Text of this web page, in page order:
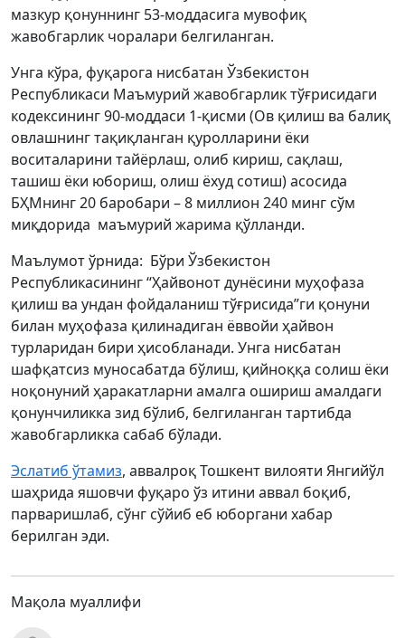
мазкур қонуннинг 53-моддасига мувофиқ
жавобгарлик чоралари белгиланган.
Унга кўра, фуқарога нисбатан Ўзбекистон
Республикаси Маъмурий жавобгарлик тўғрисидаги
кодексининг 90-моддаси 1-қисми (Ов қилиш ва балиқ
овлашнинг тақиқланган қуролларини ёки
воситаларини тайёрлаш, олиб кириш, сақлаш,
ташиш ёки юбориш, олиш ёхуд сотиш) асосида
БҲМнинг 20 баробари – 8 миллион 240 минг сўм
миқдорида маъмурий жарима қўлланди.
Маълумот ўрнида: Бўри Ўзбекистон
Республикасининг “Ҳайвонот дунёсини муҳофаза
қилиш ва ундан фойдаланиш тўғрисида”ги қонуни
билан муҳофаза қилинадиган ёввойи ҳайвон
турларидан бири ҳисобланади. Унга нисбатан
шафқатсиз муносабатда бўлиш, қийноққа солиш ёки
ноқонуний ҳаракатларни амалга ошириш амалдаги
қонунчиликка зид бўлиб, белгиланган тартибда
жавобгарликка сабаб бўлади.
Эслатиб ўтамиз, аввалроқ Тошкент вилояти Янгийўл
шаҳрида яшовчи фуқаро ўз итини аввал боқиб,
парваришлаб, сўнг сўйиб еб юборгани хабар
берилган эди.
Мақола муаллифи